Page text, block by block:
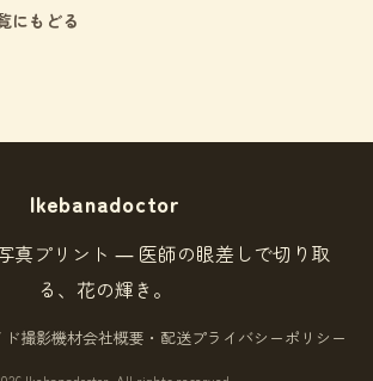
にもどる
Ikebanadoctor
真プリント ― 医師の眼差しで切り取
る、花の輝き。
ド撮影機材会社概要・配送プライバシーポリシー